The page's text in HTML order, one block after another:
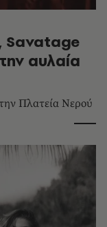
Savatage
αυλαία
Πλατεία Νερού